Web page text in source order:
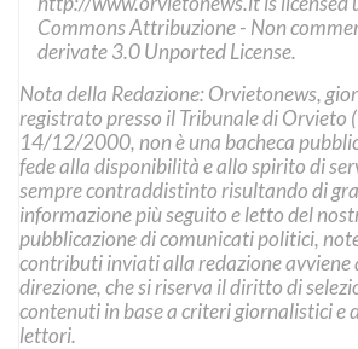
Commons Attribuzione - Non
derivate 3.0 Unported License.
Nota della Redazione: Orvietonews,
registrato presso il Tribunale di Orvieto
14/12/2000, non è una bacheca
fede alla disponibilità e allo spirito di
sempre contraddistinto risultando di
informazione più seguito e letto del
pubblicazione di comunicati politici,
contributi inviati alla redazione avviene
direzione, che si riserva il diritto di
contenuti in base a criteri giornalistici e
lettori.